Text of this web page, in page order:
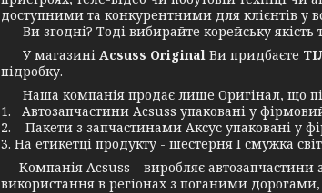
доступними та конкурентними для клієнтів у
Ви згодні? Тоді вибирайте корейську якість
У магазині Acsuss Original Ви придбаєте
підробку.
Наша компанія продає лише Оригінал, що
1. Автозапчастини Acsuss упаковані у
2. Пакети з запчастинами Аксус упаковані у
3. На етикетці продукту - шестерня І смужка
Компанія Acsuss – виробляє
використання в регіонах з поганими дорогами,